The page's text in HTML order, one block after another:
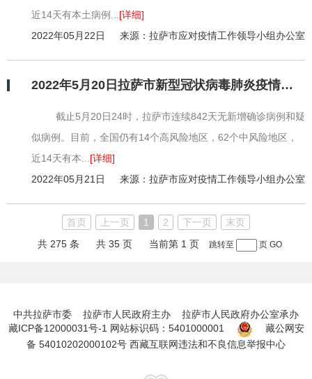
近14天有本土病例... [详细]
2022年05月22日
来源：拉萨市应对疫情工作领导小组办公室
2022年5月20日拉萨市新型冠状病毒肺炎疫情情况
截止5月20日24时，拉萨市连续842天无新增确诊病例和疑
似病例。目前，全国仍有14个高风险地区，62个中风险地区，
近14天有本... [详细]
2022年05月21日
来源：拉萨市应对疫情工作领导小组办公室
首页 上一页 1 2 下一页
末页
共 275 条
共 35 页 当前第 1 页 跳转至 页 GO
中共拉萨市委 拉萨市人民政府主办 拉萨市人民政府办公室承办
藏ICP备12000031号-1 网站标识码：5401000001
藏公网安
备 54010202000102号 西藏互联网违法和不良信息举报中心